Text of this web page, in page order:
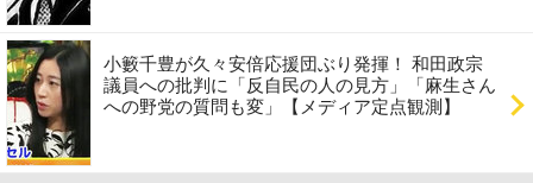
小籔千豊が久々安倍応援団ぶり発揮！ 和田政宗
議員への批判に「反自民の人の見方」「麻生さん
への野党の質問も変」【メディア定点観測】